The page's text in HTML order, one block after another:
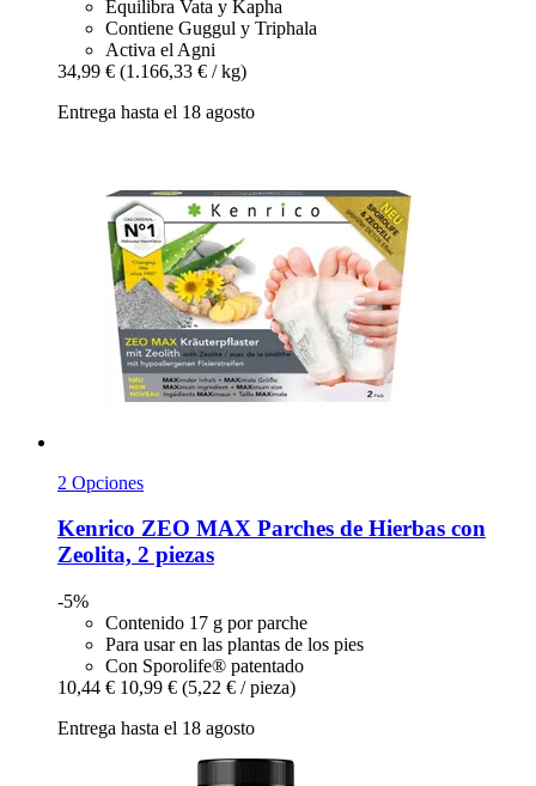
Equilibra Vata y Kapha
Contiene Guggul y Triphala
Activa el Agni
34,99 € (1.166,33 € / kg)
Entrega hasta el 18 agosto
2 Opciones
Kenrico ZEO MAX Parches de Hierbas con
Zeolita, 2 piezas
-5%
Contenido 17 g por parche
Para usar en las plantas de los pies
Con Sporolife® patentado
10,44 € 10,99 € (5,22 € / pieza)
Entrega hasta el 18 agosto